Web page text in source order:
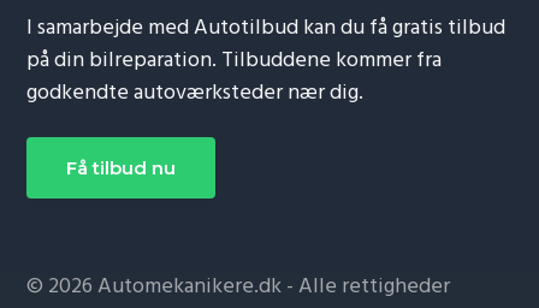
I samarbejde med Autotilbud kan du få gratis tilbud
på din bilreparation. Tilbuddene kommer fra
godkendte autoværksteder nær dig.
Få tilbud nu
© 2026 Automekanikere.dk - Alle rettigheder